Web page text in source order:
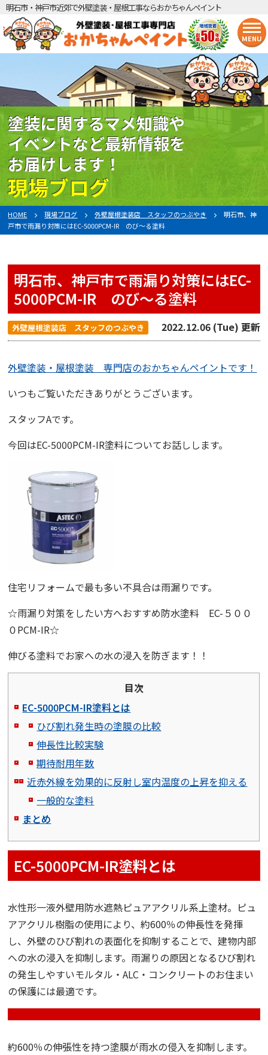
明石市・神戸市近郊で外壁塗装・屋根工事ならおかちゃんペイント
MENU
塗装に関するマメ知識や
イベントなど最新情報を
お届けします！
現場ブログ
HOME 現場ブログ 外壁屋根塗装店 スタッフのつぶやき
明石市、神
戸市で雨漏り対策にはEC-5000PCM-IR のび〜る塗料
明石市、神戸市で雨漏り対策にはEC-
5000PCM-IR のび〜る塗料
外壁屋根塗装店 スタッフのつぶやき 2022.12.06 (Tue) 更新
外壁塗装・屋根塗装 専門店のおかちゃんペイントです！
いつもご覧いただきありがとうございます。
スタッフAです。
今回はEC-5000PCM-IR塗料についてお話しします。
住宅リフォームで最も多い不具合は雨漏りです。
☆雨漏り対策をしたい方へおすすめ防水塗料 EC- ５００
０PCM-IR☆
伸びる塗料でお家への水の浸入を防ぎます！！
目次
EC-5000PCM-IR塗料とは
ひび割れ発生時の塗膜の比較
伸長性比較実験
期待耐用年数
近赤外線を効果的に反射し室内温度の上昇を抑える
一般的な塗料
まとめ
EC-5000PCM-IR塗料とは
水性形一液外壁用防水遮熱ピュアアクリル系上塗材。ピュ
アアクリル樹脂の使用により、約600％の伸長性を発揮
し、外壁のひび割れの表面化を抑制することで、建物内部
への水の浸入を抑制します。雨漏りの原因となるひび割れ
の発生しやすいモルタル・ALC・コンクリートのお住まい
の保護には最適です。
約600％の伸張性を持つ塗膜が雨水の侵入を抑制します。